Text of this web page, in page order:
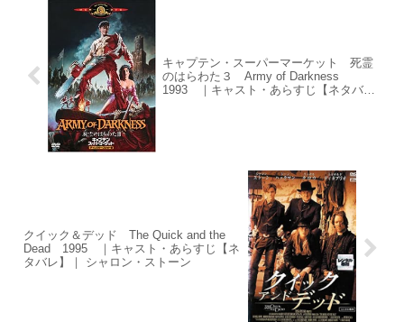
キャプテン・スーパーマーケット 死霊
のはらわた３ Army of Darkness
1993 ｜キャスト・あらすじ【ネタバ
クイック＆デッド The Quick and the
Dead 1995 ｜キャスト・あらすじ【ネ
タバレ】｜ シャロン・ストーン